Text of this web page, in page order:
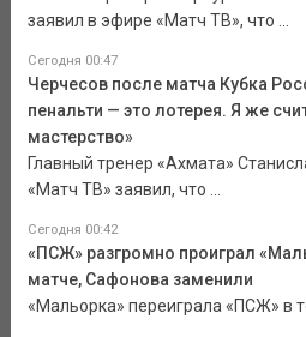
заявил в эфире «Матч ТВ», что ...
Сегодня 00:47
Черчесов после матча Кубка
пенальти — это лотерея. Я же
мастерство»
Главный тренер «Ахмата»
«Матч ТВ» заявил, что ...
Сегодня 00:42
«ПСЖ» разгромно проиграл
матче, Сафонова заменили
«Мальорка» переиграла «ПСЖ» в